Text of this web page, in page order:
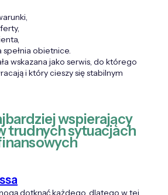
spełnia obietnice.
wskazana jako serwis, do którego
i który cieszy się stabilnym
wspierający
trudnych sytuacjach
dotknąć każdego, dlatego w tej